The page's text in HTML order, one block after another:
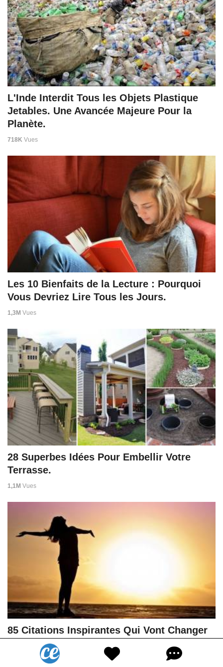
L'Inde Interdit Tous les Objets Plastique
Jetables. Une Avancée Majeure Pour la
Planète.
718K Vues
Les 10 Bienfaits de la Lecture : Pourquoi
Vous Devriez Lire Tous les Jours.
1,3M Vues
28 Superbes Idées Pour Embellir Votre
Terrasse.
1,1M Vues
85 Citations Inspirantes Qui Vont Changer
Votre Vie.